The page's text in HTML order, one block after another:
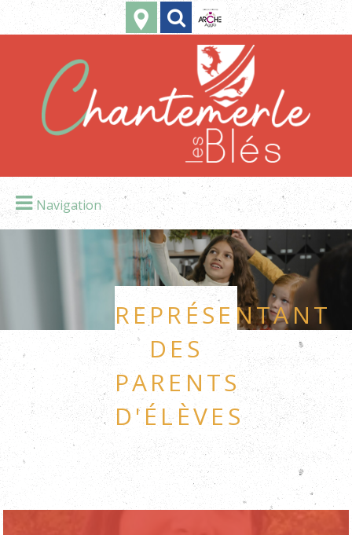
Navigation
Représentant
des
parents
d'élèves